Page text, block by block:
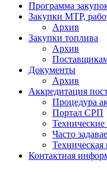
Программа
Закупки МТР,
Архив
Закупки топлива
Архив
Документы
Архив
Аккредитация
Процедура
Портал СРП
Технические
Часто
Техническая
Контактная